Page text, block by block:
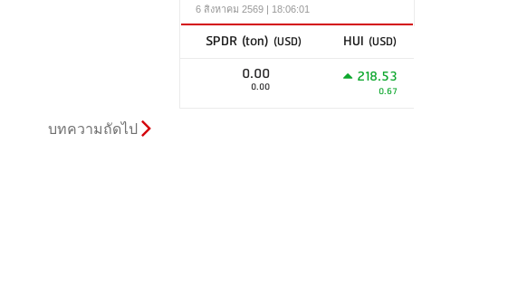
บทความถัดไป
6 สิงหาคม 2569 | 18:06:01
SPDR (ton) (USD) HUI (USD)
0.00
0.00 218.53
0.67